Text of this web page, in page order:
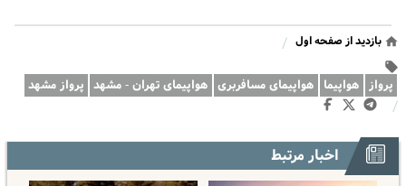
بازدید از صفحه اول /
پرواز هواپیما هواپیمای مسافربری هواپیمای تهران - مشهد پرواز مشهد
/
اخبار مرتبط